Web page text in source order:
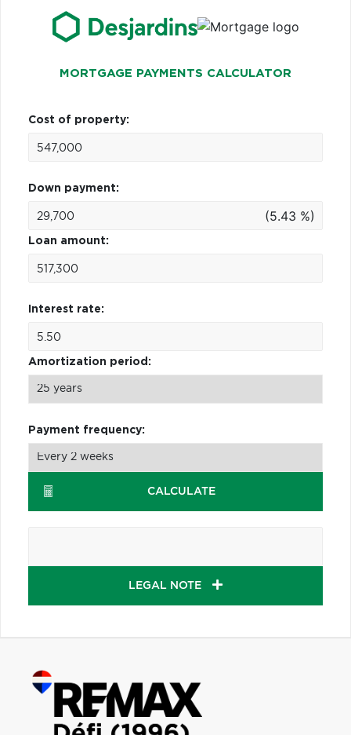
MORTGAGE PAYMENTS CALCULATOR
Cost of property:
Down payment:
(5.43 %)
Loan amount:
Interest rate:
Amortization period:
Payment frequency:
CALCULATE
LEGAL NOTE